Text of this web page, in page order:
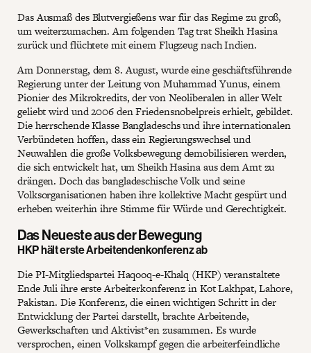
Das Ausmaß des Blutvergießens war für das Regime zu groß,
um weiterzumachen. Am folgenden Tag trat Sheikh Hasina
zurück und flüchtete mit einem Flugzeug nach Indien.
Am Donnerstag, dem 8. August, wurde eine geschäftsführende
Regierung unter der Leitung von Muhammad Yunus, einem
Pionier des Mikrokredits, der von Neoliberalen in aller Welt
geliebt wird und 2006 den Friedensnobelpreis erhielt, gebildet.
Die herrschende Klasse Bangladeschs und ihre internationalen
Verbündeten hoffen, dass ein Regierungswechsel und
Neuwahlen die große Volksbewegung demobilisieren werden,
die sich entwickelt hat, um Sheikh Hasina aus dem Amt zu
drängen. Doch das bangladeschische Volk und seine
Volksorganisationen haben ihre kollektive Macht gespürt und
erheben weiterhin ihre Stimme für Würde und Gerechtigkeit.
Das Neueste aus der Bewegung
HKP hält erste Arbeitendenkonferenz ab
Die PI-Mitgliedspartei Haqooq-e-Khalq (HKP) veranstaltete
Ende Juli ihre erste Arbeiterkonferenz in Kot Lakhpat, Lahore,
Pakistan. Die Konferenz, die einen wichtigen Schritt in der
Entwicklung der Partei darstellt, brachte Arbeitende,
Gewerkschaften und Aktivist*en zusammen. Es wurde
versprochen, einen Volkskampf gegen die arbeiterfeindliche